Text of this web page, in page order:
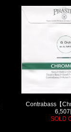
Contrabass【
6,507
SOLD